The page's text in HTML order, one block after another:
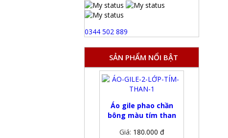
0344 502 889
SẢN PHẨM NỔI BẬT
Áo gile phao chần
bông màu tím than
Giá: 180.000 đ